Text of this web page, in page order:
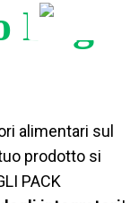
alimentari sul
prodotto si
PACK